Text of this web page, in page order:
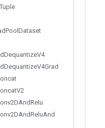
Tuple
Pool Dataset
DequantizeV4
DequantizeV4Grad
V2
Relu
ReluAnd